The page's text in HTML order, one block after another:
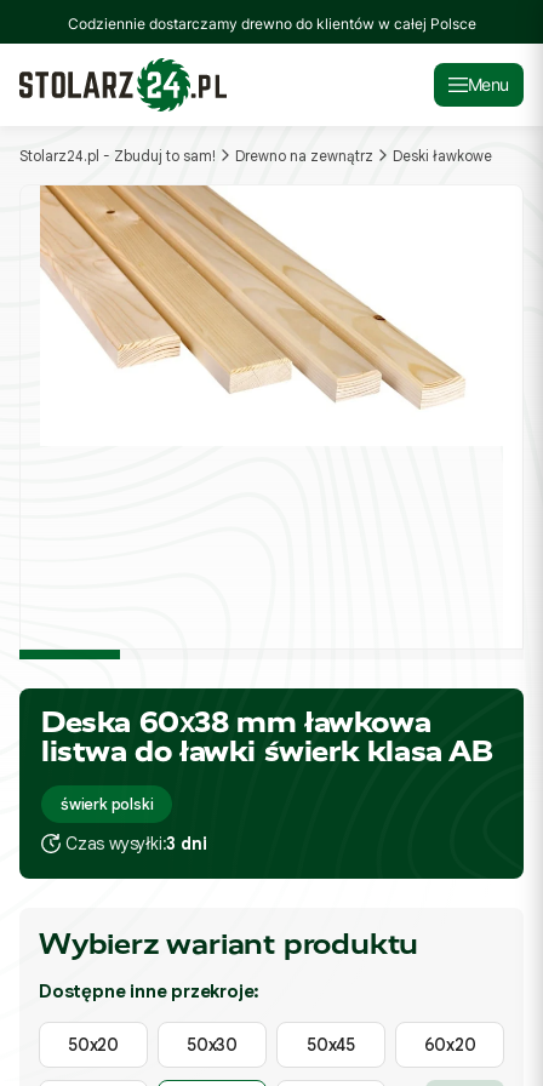
Codziennie dostarczamy drewno do klientów w całej Polsce
Menu
Stolarz24.pl - Zbuduj to sam! Drewno na zewnątrz Deski ławkowe
Deska 60x38 mm ławkowa
listwa do ławki świerk klasa AB
świerk polski
Czas wysyłki:3 dni
Wybierz wariant produktu
Dostępne inne przekroje:
50x20 50x30 50x45 60x20